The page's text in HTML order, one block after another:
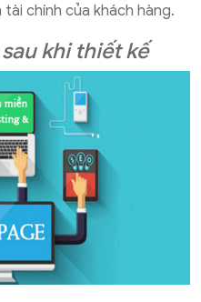
chính của khách hàng.
khi thiết kế